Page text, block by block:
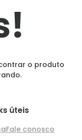
o produto
úteis
Fale conosco